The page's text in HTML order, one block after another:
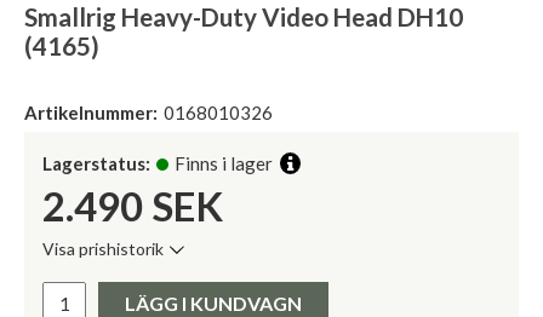
Smallrig Heavy-Duty Video Head DH10
(4165)
Artikelnummer: 0168010326
Lagerstatus: Finns i lager
2.490 SEK
Visa prishistorik
Pris:
LÄGG I KUNDVAGN